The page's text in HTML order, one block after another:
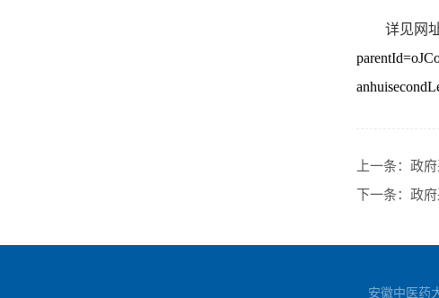
详见网址
上一条： 政
下一条： 政
安徽中医药